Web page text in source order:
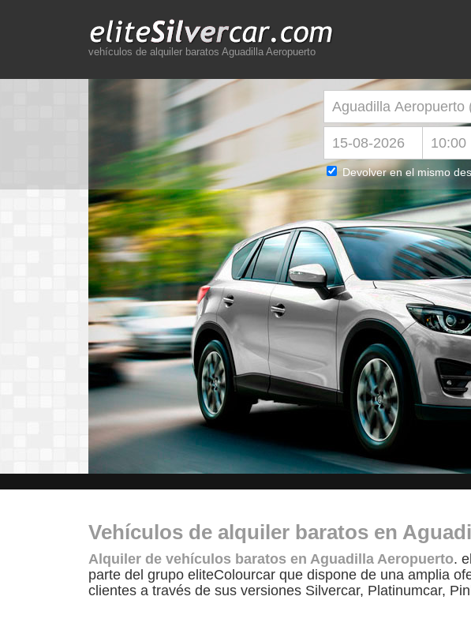
vehículos de alquiler baratos Aguadilla Aeropuerto
Vehículos de alquiler baratos en
Alquiler de vehículos baratos en Aguadilla Aeropuerto.
parte del grupo eliteColourcar que dispone de una amplia
clientes a través de sus versiones Silvercar, Platinumcar,
Devolver en el mismo